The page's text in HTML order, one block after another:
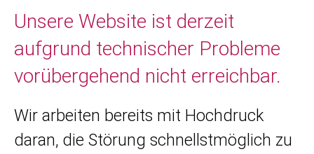
Unsere Website ist derzeit
aufgrund technischer Probleme
vorübergehend nicht erreichbar.
Wir arbeiten bereits mit Hochdruck
daran, die Störung schnellstmöglich zu